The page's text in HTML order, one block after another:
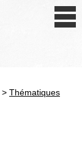
> Thématiques